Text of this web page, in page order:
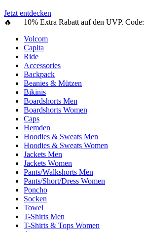
Jetzt entdecken
🔥 10% Extra Rabatt auf den UVP. Code:
Volcom
Capita
Ride
Accessories
Backpack
Beanies & Mützen
Bikinis
Boardshorts Men
Boardshorts Women
Caps
Hemden
Hoodies & Sweats Men
Hoodies & Sweats Women
Jackets Men
Jackets Women
Pants/Walkshorts Men
Pants/Short/Dress Women
Poncho
Socken
Towel
T-Shirts Men
T-Shirts & Tops Women